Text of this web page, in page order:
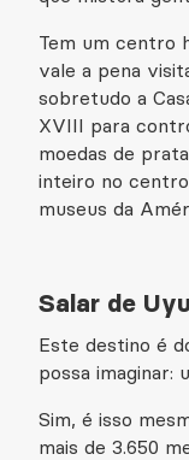
Tem um centro
vale a pena
sobretudo a
XVIII para
moedas de
inteiro no
museus da
Salar de
Este destino é
possa imaginar:
Sim, é isso
mais de 3.650